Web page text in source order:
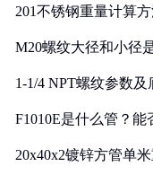
201不锈钢重量计算
M20螺纹大径和小径
1-1/4 NPT螺纹参数
F1010E是什么管？能
20x40x2镀锌方管单